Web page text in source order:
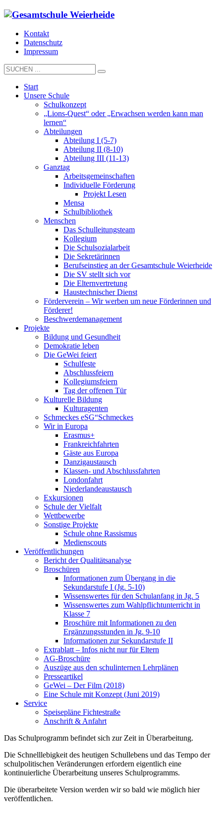
Kontakt
Datenschutz
Impressum
Start
Unsere Schule
Schulkonzept
„Lions-Quest“ oder „Erwachsen werden kann man
lernen“
Abteilungen
Abteilung I (5-7)
Abteilung II (8-10)
Abteilung III (11-13)
Ganztag
Arbeitsgemeinschaften
Individuelle Förderung
Projekt Lesen
Mensa
Schulbibliothek
Menschen
Das Schulleitungsteam
Kollegium
Die Schulsozialarbeit
Die Sekretärinnen
Berufseinstieg an der Gesamtschule Weierheide
Die SV stellt sich vor
Die Elternvertretung
Haustechnischer Dienst
Förderverein – Wir werben um neue Förderinnen und
Förderer!
Beschwerdemanagement
Projekte
Bildung und Gesundheit
Demokratie leben
Die GeWei feiert
Schulfeste
Abschlussfeiern
Kollegiumsfeiern
Tag der offenen Tür
Kulturelle Bildung
Kulturagenten
Schmeckes eSG“Schmeckes
Wir in Europa
Erasmus+
Frankreichfahrten
Gäste aus Europa
Danzigaustausch
Klassen- und Abschlussfahrten
Londonfahrt
Niederlandeaustausch
Exkursionen
Schule der Vielfalt
Wettbewerbe
Sonstige Projekte
Schule ohne Rassismus
Medienscouts
Veröffentlichungen
Bericht der Qualitätsanalyse
Broschüren
Informationen zum Übergang in die
Sekundarstufe I (Jg. 5-10)
Wissenswertes für den Schulanfang in Jg. 5
Wissenswertes zum Wahlpflichtunterricht in
Klasse 7
Broschüre mit Informationen zu den
Ergänzungsstunden in Jg. 9-10
Informationen zur Sekundarstufe II
Extrablatt – Infos nicht nur für Eltern
AG-Broschüre
Auszüge aus den schulinternen Lehrplänen
Presseartikel
GeWei – Der Film (2018)
Eine Schule mit Konzept (Juni 2019)
Service
Speisepläne Fichtestraße
Anschrift & Anfahrt
Das Schulprogramm befindet sich zur Zeit in Überarbeitung.
Die Schnelllebigkeit des heutigen Schullebens und das Tempo der
schulpolitischen Veränderungen erfordern eigentlich eine
kontinuierliche Überarbeitung unseres Schulprogramms.
Die überarbeitete Version werden wir so bald wie möglich hier
veröffentlichen.